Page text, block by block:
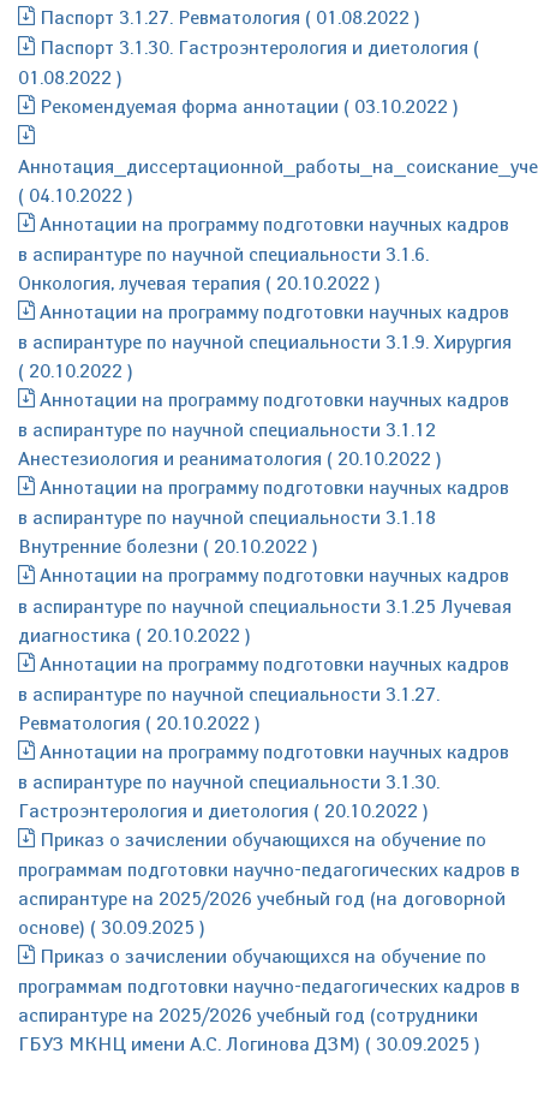
Паспорт 3.1.27. Ревматология ( 01.08.2022 )
Паспорт 3.1.30. Гастроэнтерология и диетология (
01.08.2022 )
Рекомендуемая форма аннотации ( 03.10.2022 )
( 04.10.2022 )
Аннотации на программу подготовки научных кадров
в аспирантуре по научной специальности 3.1.6.
Онкология, лучевая терапия ( 20.10.2022 )
Аннотации на программу подготовки научных кадров
в аспирантуре по научной специальности 3.1.9. Хирургия
( 20.10.2022 )
Аннотации на программу подготовки научных кадров
в аспирантуре по научной специальности 3.1.12
Анестезиология и реаниматология ( 20.10.2022 )
Аннотации на программу подготовки научных кадров
в аспирантуре по научной специальности 3.1.18
Внутренние болезни ( 20.10.2022 )
Аннотации на программу подготовки научных кадров
в аспирантуре по научной специальности 3.1.25 Лучевая
диагностика ( 20.10.2022 )
Аннотации на программу подготовки научных кадров
в аспирантуре по научной специальности 3.1.27.
Ревматология ( 20.10.2022 )
Аннотации на программу подготовки научных кадров
в аспирантуре по научной специальности 3.1.30.
Гастроэнтерология и диетология ( 20.10.2022 )
Приказ о зачислении обучающихся на обучение по
программам подготовки научно-педагогических кадров в
аспирантуре на 2025/2026 учебный год (на договорной
основе) ( 30.09.2025 )
Приказ о зачислении обучающихся на обучение по
программам подготовки научно-педагогических кадров в
аспирантуре на 2025/2026 учебный год (сотрудники
ГБУЗ МКНЦ имени А.С. Логинова ДЗМ) ( 30.09.2025 )